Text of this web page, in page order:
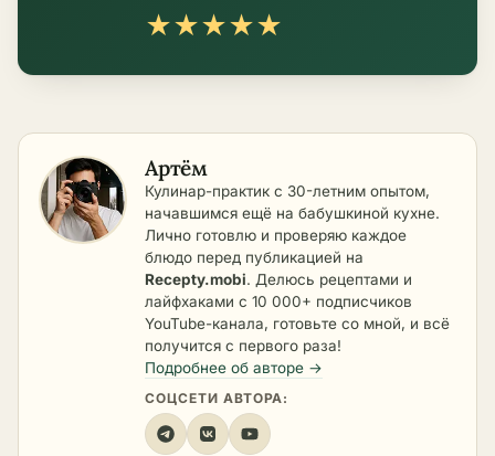
★★★★★
Артём
Кулинар-практик с 30-летним опытом,
начавшимся ещё на бабушкиной кухне.
Лично готовлю и проверяю каждое
блюдо перед публикацией на
Recepty.mobi. Делюсь рецептами и
лайфхаками с 10 000+ подписчиков
YouTube-канала, готовьте со мной, и всё
получится с первого раза!
Подробнее об авторе →
СОЦСЕТИ АВТОРА: